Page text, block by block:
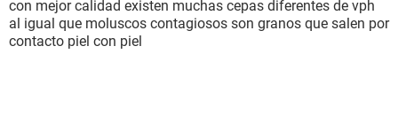
con mejor calidad existen muchas cepas diferentes de vph
al igual que moluscos contagiosos son granos que salen por
contacto piel con piel